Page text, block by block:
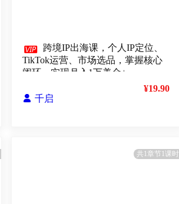
 跨境IP出海课，个人IP定位、
TikTok运营、市场选品，掌握核心
闭环，实现月入1万美金+
 千启
¥19.90
共1章节1课时